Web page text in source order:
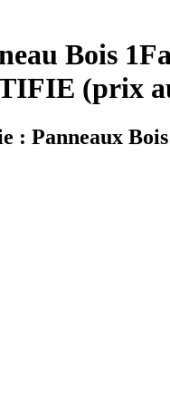
Bois
(prix
: Panneaux